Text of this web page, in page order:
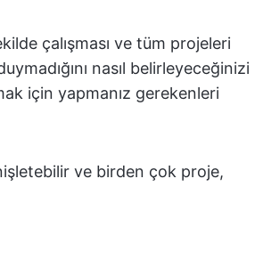
çalışması ve tüm projeleri
nasıl belirleyeceğinizi
için yapmanız gerekenleri
ve birden çok proje,